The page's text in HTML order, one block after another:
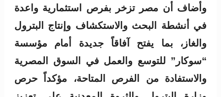
وأضاف أن مصر تزخر بفرص استثمارية واعدة
في أنشطة البحث والاستكشاف وإنتاج البترول
والغاز، بما يفتح آفاقاً جديدة أمام مؤسسة
“سوكار” للتوسع والعمل في السوق المصرية
والاستفادة من الفرص المتاحة، مؤكداً حرص